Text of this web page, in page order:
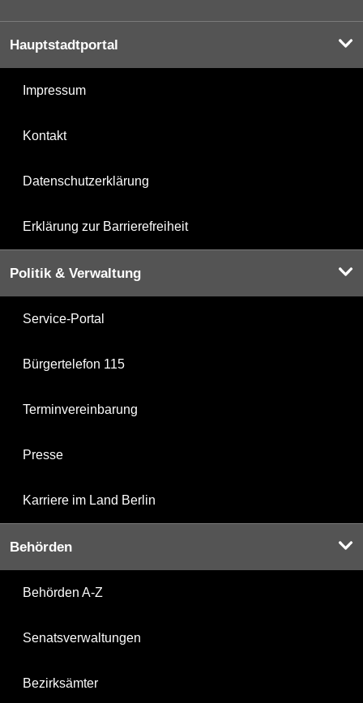
Hauptstadtportal
Impressum
Kontakt
Datenschutzerklärung
Erklärung zur Barrierefreiheit
Politik & Verwaltung
Service-Portal
Bürgertelefon 115
Terminvereinbarung
Presse
Karriere im Land Berlin
Behörden
Behörden A-Z
Senatsverwaltungen
Bezirksämter